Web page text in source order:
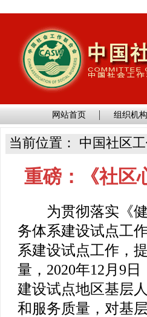
网站首页 组织机
当前位置： 中国社区
重磅：《社区
为贯彻落实《健
务体系建设试点工
系建设试点工作，
量，2020年12月9
建设试点地区基层
和服务质量，对基